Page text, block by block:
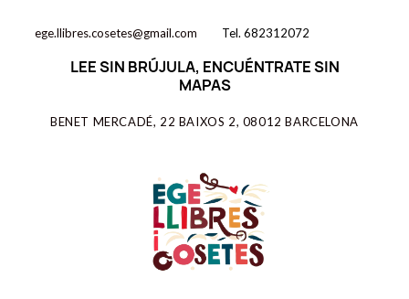
ege.llibres.cosetes@gmail.com Tel. 682312072
LEE SIN BRÚJULA, ENCUÉNTRATE SIN
MAPAS
BENET MERCADÉ, 22 BAIXOS 2, 08012 BARCELONA